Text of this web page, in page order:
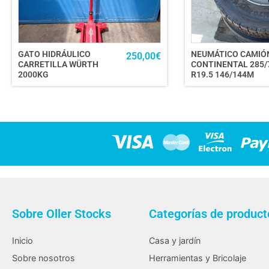
GATO HIDRÁULICO
CARRETILLA WÜRTH
2000KG
250,00€
NEUMÁTICO
CONTINENTAL
R19.5 146/144M
Sobre Oller Stocks
Inicio
Sobre nosotros
Categorías de
Casa y jardín
Herramientas y Bricolaje